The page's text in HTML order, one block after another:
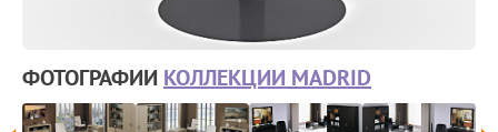
ФОТОГРАФИИ КОЛЛЕКЦИИ MADRID